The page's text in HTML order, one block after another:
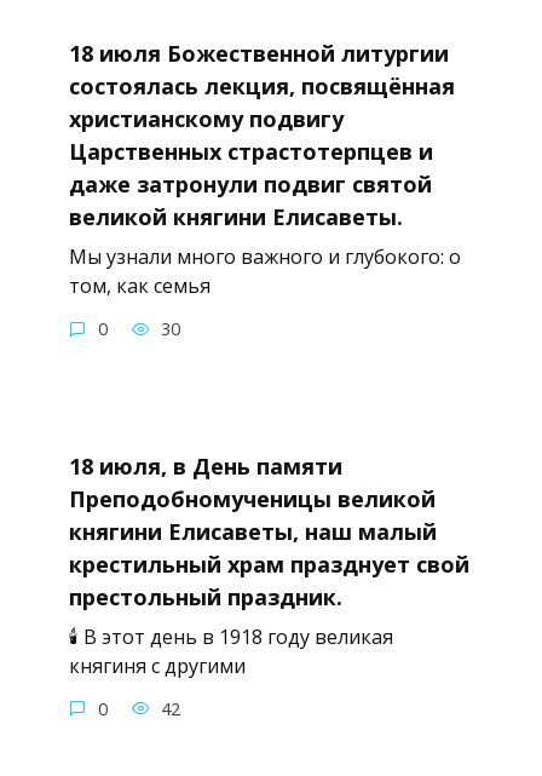
18 июля Божественной литургии
состоялась лекция, посвящённая
христианскому подвигу
Царственных страстотерпцев и
даже затронули подвиг святой
великой княгини Елисаветы.
Мы узнали много важного и глубокого: о
том, как семья
0 30
18 июля, в День памяти
Преподобномученицы великой
княгини Елисаветы, наш малый
крестильный храм празднует свой
престольный праздник.
🕯 В этот день в 1918 году великая
княгиня с другими
0 42